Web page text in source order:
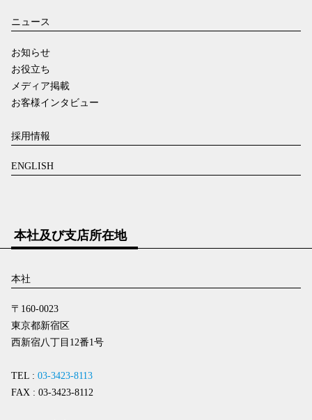
ニュース
お知らせ
お役立ち
メディア掲載
お客様インタビュー
採用情報
ENGLISH
本社及び支店所在地
本社
〒160-0023
東京都新宿区
西新宿八丁目12番1号
TEL : 03-3423-8113
FAX : 03-3423-8112